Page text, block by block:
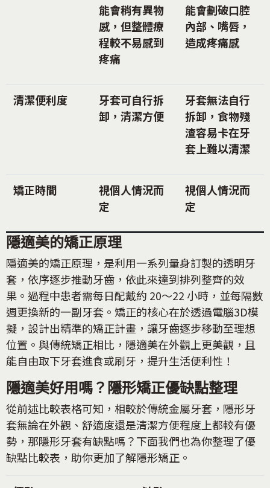
能會稍有異物
感，但整體療
程較不易感到
疼痛
能會劃破口腔
內部、嘴唇，
造成疼痛感
清潔便利度
牙套可自行拆
卸，清潔方便
牙套無法自行
拆卸，食物殘
渣容易卡在牙
套上難以清潔
矯正時間
視個人情況而
定
視個人情況而
定
隱適美的矯正原理
隱適美的矯正原理，是利用一系列量身訂製的透明牙
套，依序逐步推動牙齒，依此來達到排列整齊的效
果。過程中患者需每日配戴約 20～22 小時，並每隔數
週更換新的一副牙套。矯正的核心在於透過電腦3D模
擬，設計出精準的矯正計畫，讓牙齒逐步移動至理想
位置。與傳統矯正相比，隱適美在外觀上更美觀，且
能自由取下牙套進食或刷牙，提升生活便利性！
隱適美好用嗎？隱形矯正優缺點整理
從前述比較表格可知，相較於傳統金屬牙套，隱形牙
套無論在外觀、舒適度還是清潔方便程度上都較有優
勢，那隱形牙套有缺點嗎？下面我們也為你整理了優
缺點比較表，助你更加了解隱形矯正。